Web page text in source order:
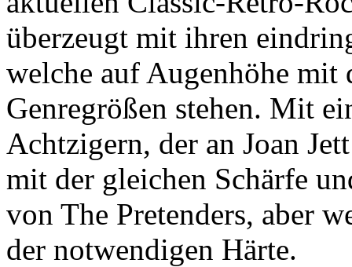
überzeugt mit ihren
welche auf Augenhöhe mit
Genregrößen stehen. Mit
Achtzigern, der an Joan
mit der gleichen Schärfe
von The Pretenders, aber
der notwendigen Härte.